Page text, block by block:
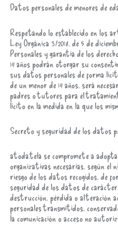
Datos personales de menores de
Respetando lo establecido en los
Ley Orgánica 3/2018, de 5 de
Personales y garantía de los
14 años podrán otorgar su
sus datos personales de forma
de un menor de 14 años, será
padres o tutores para el
lícito en la medida en la que los
Secreto y seguridad de los datos
atoda.tela se compromete a
organizativas necesarias, según el
riesgo de los datos recogidos, de
seguridad de los datos de
destrucción, pérdida o alteración
personales transmitidos,
la comunicación o acceso no